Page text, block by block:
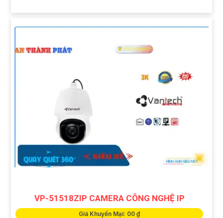
VP-51518ZIP CAMERA CÔNG NGHỆ IP
Giá Khuyến Mại: 00 ₫